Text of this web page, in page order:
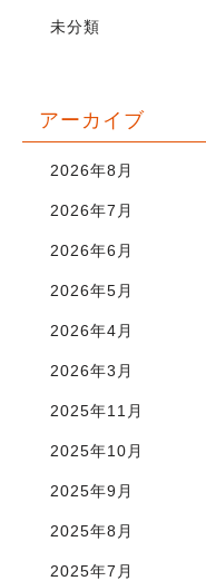
未分類
アーカイブ
2026年8月
2026年7月
2026年6月
2026年5月
2026年4月
2026年3月
2025年11月
2025年10月
2025年9月
2025年8月
2025年7月